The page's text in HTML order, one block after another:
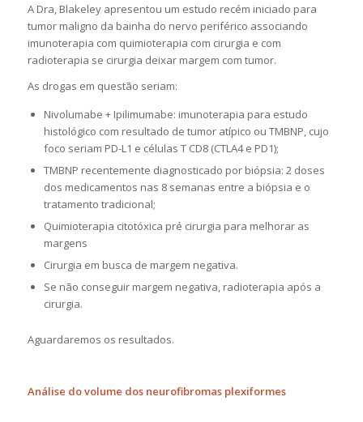
A Dra, Blakeley apresentou um estudo recém iniciado para
tumor maligno da bainha do nervo periférico associando
imunoterapia com quimioterapia com cirurgia e com
radioterapia se cirurgia deixar margem com tumor.
As drogas em questão seriam:
Nivolumabe + Ipilimumabe: imunoterapia para estudo
histológico com resultado de tumor atípico ou TMBNP, cujo
foco seriam PD-L1 e células T CD8 (CTLA4 e PD1);
TMBNP recentemente diagnosticado por biópsia: 2 doses
dos medicamentos nas 8 semanas entre a biópsia e o
tratamento tradicional;
Quimioterapia citotóxica pré cirurgia para melhorar as
margens
Cirurgia em busca de margem negativa.
Se não conseguir margem negativa, radioterapia após a
cirurgia.
Aguardaremos os resultados.
Análise do volume dos neurofibromas plexiformes